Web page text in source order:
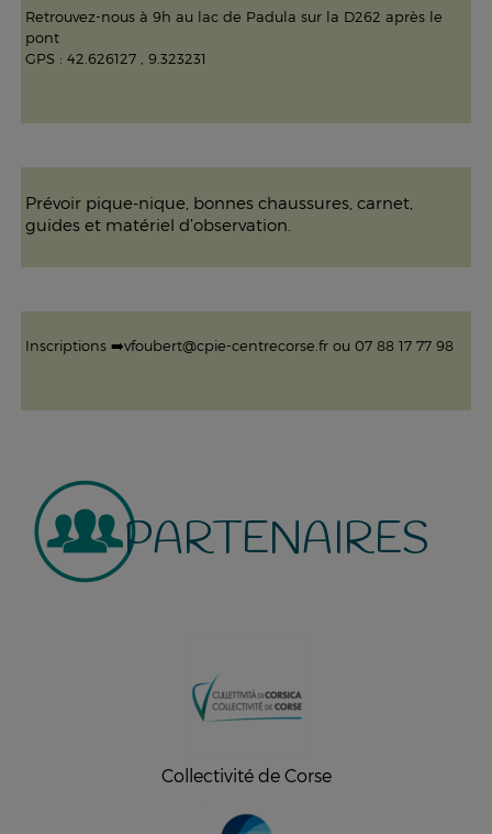
Retrouvez-nous à 9h au lac de Padula sur la D262 après le
pont
GPS : 42.626127 , 9.323231
Prévoir pique-nique, bonnes chaussures, carnet,
guides et matériel d’observation.
Inscriptions ➡️vfoubert@cpie-centrecorse.fr ou 07 88 17 77 98
PARTENAIRES
Collectivité de Corse